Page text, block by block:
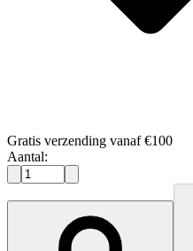
Gratis verzending vanaf €100
Aantal: